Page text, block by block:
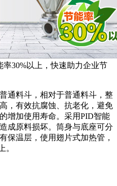
率30%以上，快速助力企业节
通料斗，相对于普通料斗，整
，有效抗腐蚀、抗老化，避免
增加使用寿命。采用PID智能
成原料损坏。筒身与底座可分
保温层，使用翅片式加热管，
。